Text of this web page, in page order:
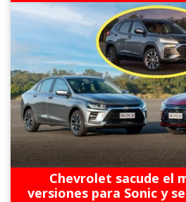
Chevrolet sacude el
versiones para Sonic y